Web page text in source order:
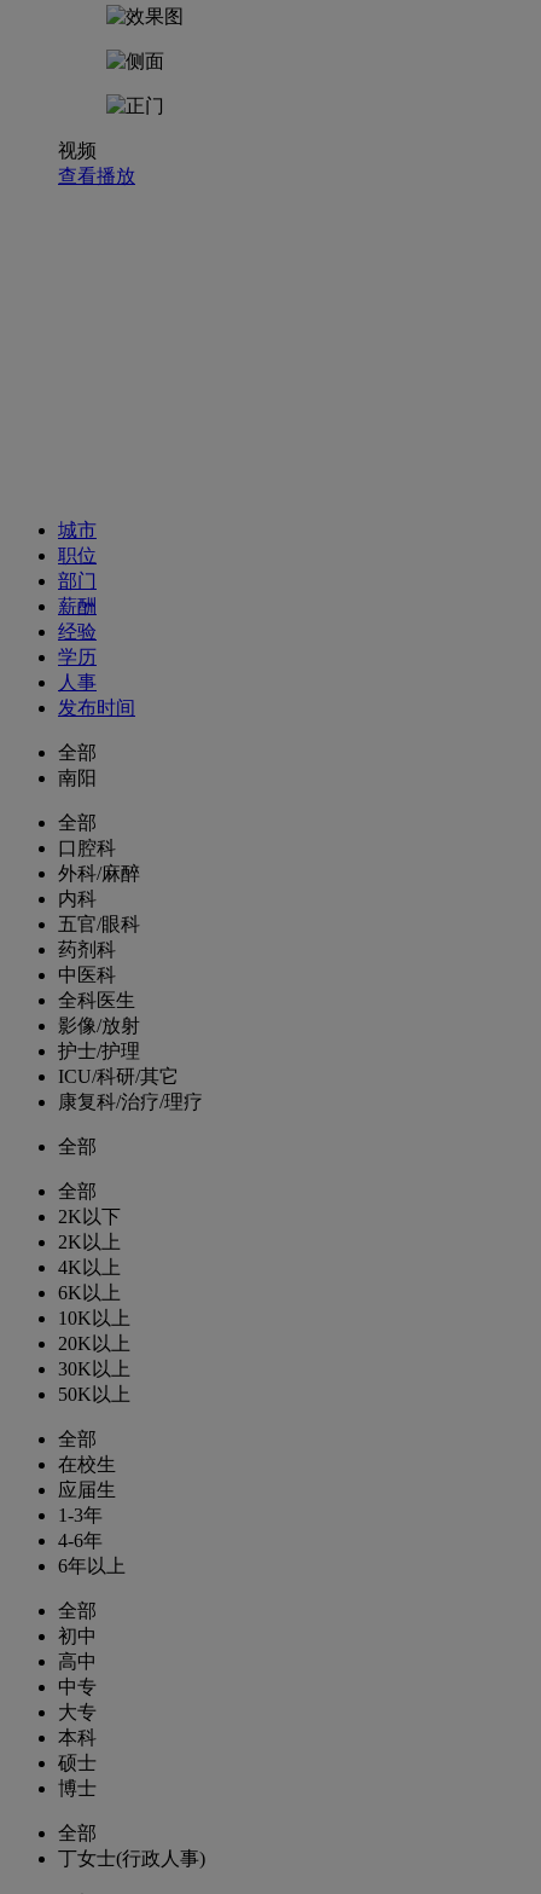
视频
查看播放
城市
职位
部门
薪酬
经验
学历
人事
发布时间
全部
南阳
全部
口腔科
外科/麻醉
内科
五官/眼科
药剂科
中医科
全科医生
影像/放射
护士/护理
ICU/科研/其它
康复科/治疗/理疗
全部
全部
2K以下
2K以上
4K以上
6K以上
10K以上
20K以上
30K以上
50K以上
全部
在校生
应届生
1-3年
4-6年
6年以上
全部
初中
高中
中专
大专
本科
硕士
博士
全部
丁女士(行政人事)